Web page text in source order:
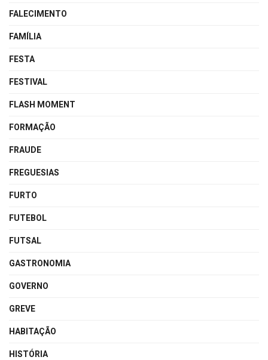
FALECIMENTO
FAMÍLIA
FESTA
FESTIVAL
FLASH MOMENT
FORMAÇÃO
FRAUDE
FREGUESIAS
FURTO
FUTEBOL
FUTSAL
GASTRONOMIA
GOVERNO
GREVE
HABITAÇÃO
HISTÓRIA